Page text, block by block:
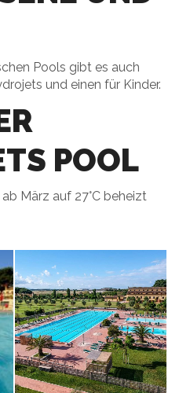
Pools gibt es auch
und einen für Kinder.
POOL
März auf 27°C beheizt